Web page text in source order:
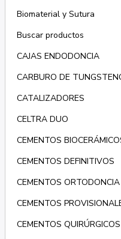
Biomaterial y Sutura
Buscar productos
CAJAS ENDODONCIA
CARBURO DE
CATALIZADORES
CELTRA DUO
CEMENTOS
CEMENTOS DEFINITIVOS
CEMENTOS ORTODONCIA
CEMENTOS
CEMENTOS QUIRÚRGICOS